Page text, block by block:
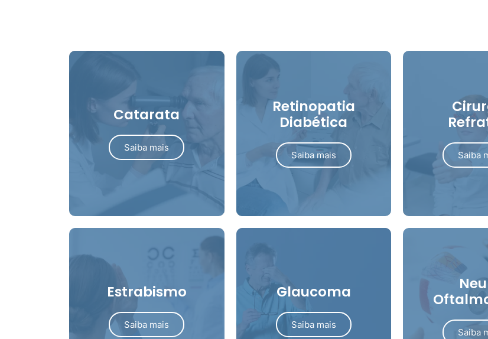
Catarata
Saiba mais
Retinopatia
Diabética
Saiba mais Saiba
Estrabismo
Saiba mais
Glaucoma
Saiba mais
Saiba